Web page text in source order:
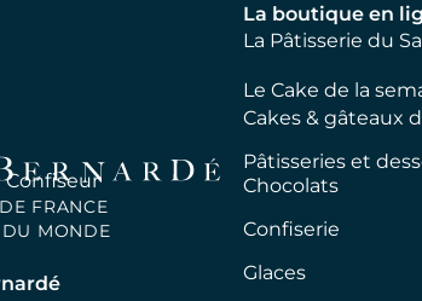
Confiseur
FRANCE
DU MONDE
La boutique en
La Pâtisserie du
Le Cake de la
Cakes & gâteaux
Pâtisseries et
Chocolats
Confiserie
Glaces